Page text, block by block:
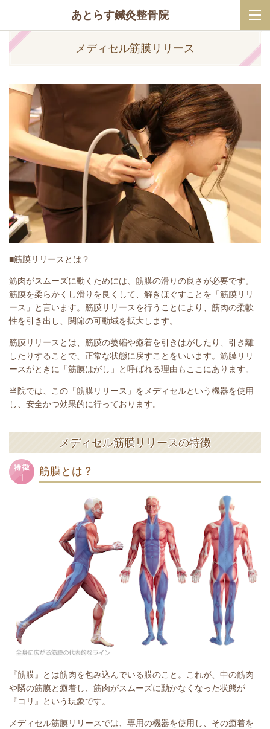
あとらす鍼灸整骨院
メディセル筋膜リリース
■筋膜リリースとは？
筋肉がスムーズに動くためには、筋膜の滑りの良さが必要です。
筋膜を柔らかくし滑りを良くして、解きほぐすことを「筋膜リリ
ース」と言います。筋膜リリースを行うことにより、筋肉の柔軟
性を引き出し、関節の可動域を拡大します。
筋膜リリースとは、筋膜の萎縮や癒着を引きはがしたり、引き離
したりすることで、正常な状態に戻すことをいいます。筋膜リリ
ースがときに「筋膜はがし」と呼ばれる理由もここにあります。
当院では、この「筋膜リリース」をメディセルという機器を使用
し、安全かつ効果的に行っております。
メディセル筋膜リリースの特徴
筋膜とは？
『筋膜』とは筋肉を包み込んでいる膜のこと。これが、中の筋肉
や隣の筋膜と癒着し、筋肉がスムーズに動かなくなった状態が
『コリ』という現象です。
メディセル筋膜リリースでは、専用の機器を使用し、その癒着を